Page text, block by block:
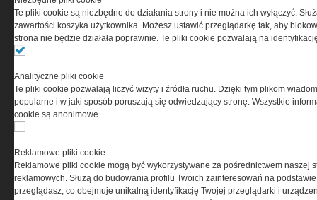
PRYWATNOŚĆ
informacji na Twoim komputerze. Pliki cookies stosujemy
w celu świadczenia usług na najwyższym poziomie,
w tym w sposób dostosowany do indywidualnych potrzeb.
Korzystanie z witryny bez zmiany ustawień dotyczących
cookies oznacza, że będą one zamieszczane w Twoim
dokonać zmiany ustawień przeglądarki dotyczących
cookies. Nim Państwo zaczną korzystać z naszego
serwisu prosimy o zapoznanie się z naszą polityką
prywatności oraz informacją o cookies.
Te pliki cookie są niezbędne do działania strony i nie można ich wyłączyć.
zawartości koszyka użytkownika. Możesz ustawić przeglądarkę tak, aby
strona nie będzie działała poprawnie. Te pliki cookie pozwalają na
Analityczne pliki cookie
Te pliki cookie pozwalają liczyć wizyty i źródła ruchu. Dzięki tym plikom
popularne i w jaki sposób poruszają się odwiedzający stronę. Wszystkie
cookie są anonimowe.
Reklamowe pliki cookie
Reklamowe pliki cookie mogą być wykorzystywane za pośrednictwem naszej
reklamowych. Służą do budowania profilu Twoich zainteresowań na
przeglądasz, co obejmuje unikalną identyfikację Twojej przeglądarki i